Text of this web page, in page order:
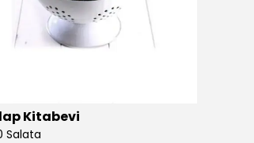
Kitabevi
Salata